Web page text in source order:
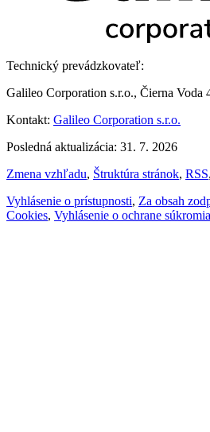
Technický prevádzkovateľ:
Galileo Corporation s.r.o., Čierna Voda
Kontakt: Galileo Corporation s.r.o.
Posledná aktualizácia: 31. 7. 2026
Zmena vzhľadu, Štruktúra stránok, RSS,
Vyhlásenie o prístupnosti, Za obsah
Cookies, Vyhlásenie o ochrane súkromia